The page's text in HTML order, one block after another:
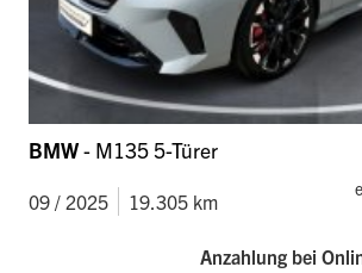
BMW- M135 5-Türer
09 / 2025 19.305 km
Anzahlung bei